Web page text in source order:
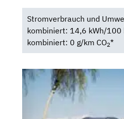
Stromverbrauch und
kombiniert: 14,6 kWh/100
kombiniert: 0 g/km CO2*